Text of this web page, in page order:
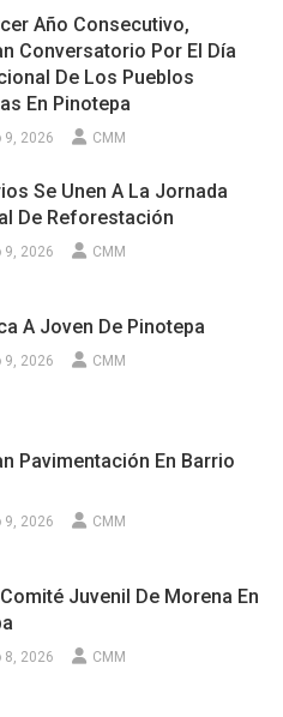
Año Consecutivo,
Conversatorio Por El Día
De Los Pueblos
En Pinotepa
9, 2026 CMM
Se Unen A La Jornada
De Reforestación
9, 2026 CMM
A Joven De Pinotepa
9, 2026 CMM
Pavimentación En Barrio
9, 2026 CMM
Juvenil De Morena En
8, 2026 CMM